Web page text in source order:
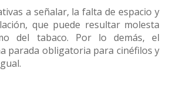
a señalar, la falta de espacio y
que puede resultar molesta
del tabaco. Por lo demás, el
parada obligatoria para cinéfilos y